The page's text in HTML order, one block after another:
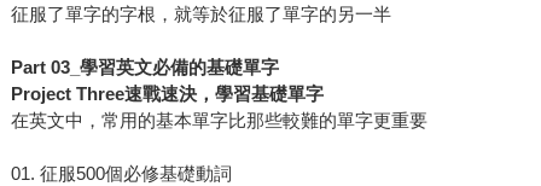
征服了單字的字根，就等於征服了單字的另一半
Part 03_ 學習英文必備的基礎單字
Project Three速戰速決，學習基礎單字
在英文中，常用的基本單字比那些較難的單字更重要
01. 征服500個必修基礎動詞